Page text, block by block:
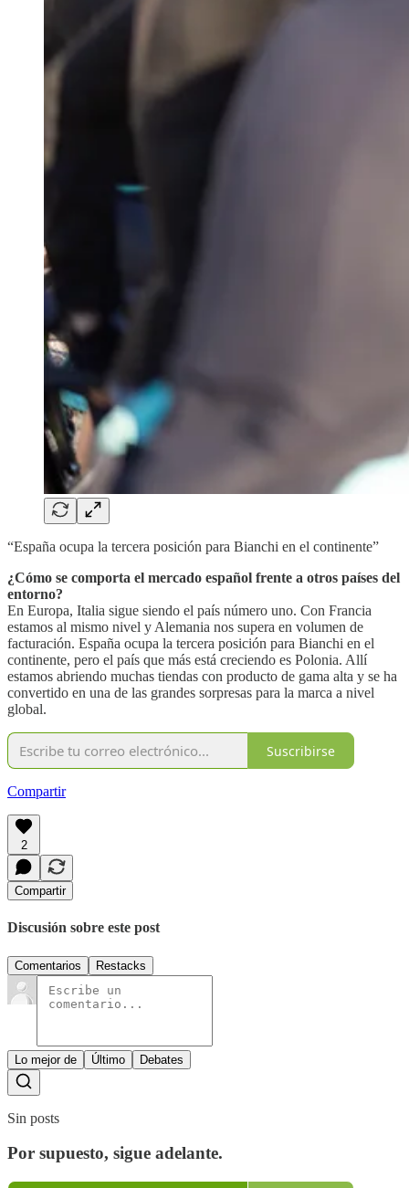
“España ocupa la tercera posición para Bianchi en el continente”
¿Cómo se comporta el mercado español frente a otros países del
entorno?
En Europa, Italia sigue siendo el país número uno. Con Francia
estamos al mismo nivel y Alemania nos supera en volumen de
facturación. España ocupa la tercera posición para Bianchi en el
continente, pero el país que más está creciendo es Polonia. Allí
estamos abriendo muchas tiendas con producto de gama alta y se ha
convertido en una de las grandes sorpresas para la marca a nivel
global.
Suscribirse
Compartir
2
Compartir
Discusión sobre este post
Comentarios Restacks
Lo mejor de Último Debates
Sin posts
Por supuesto, sigue adelante.